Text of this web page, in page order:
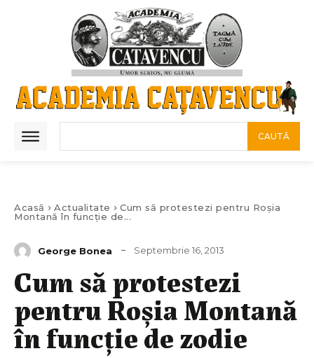
CAUTĂ
Acasă Actualitate
Cum să protestezi pentru Roșia
Montană în funcție de...
George Bonea Septembrie 16, 2013
Cum să protestezi
pentru Roșia Montană
în funcție de zodie